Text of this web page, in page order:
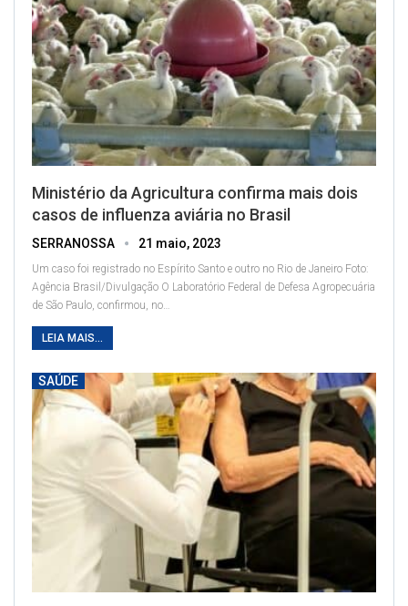
Ministério da Agricultura confirma mais dois
casos de influenza aviária no Brasil
SERRANOSSA 21 maio, 2023
Um caso foi registrado no Espírito Santo e outro no Rio de Janeiro Foto:
Agência Brasil/Divulgação O Laboratório Federal de Defesa Agropecuária
de São Paulo, confirmou, no
LEIA MAIS...
SAÚDE